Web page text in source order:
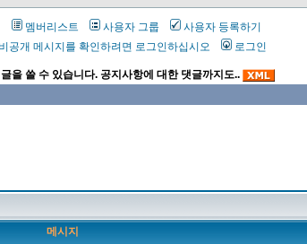
멤버리스트 사용자 그룹
사용자 등록하기
비공개 메시지를 확인하려면 로그인하십시오 로그인
을 쓸 수 있습니다. 공지사항에 대한 댓글까지도..
메시지